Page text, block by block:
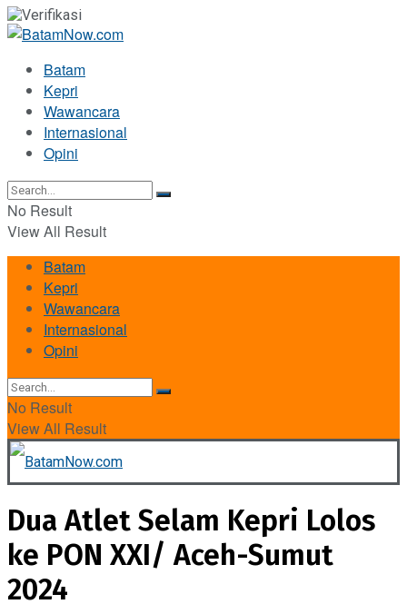
Batam
Kepri
Wawancara
Internasional
Opini
No Result
View All Result
Batam
Kepri
Wawancara
Internasional
Opini
No Result
View All Result
Dua Atlet Selam Kepri Lolos
ke PON XXI/ Aceh-Sumut
2024